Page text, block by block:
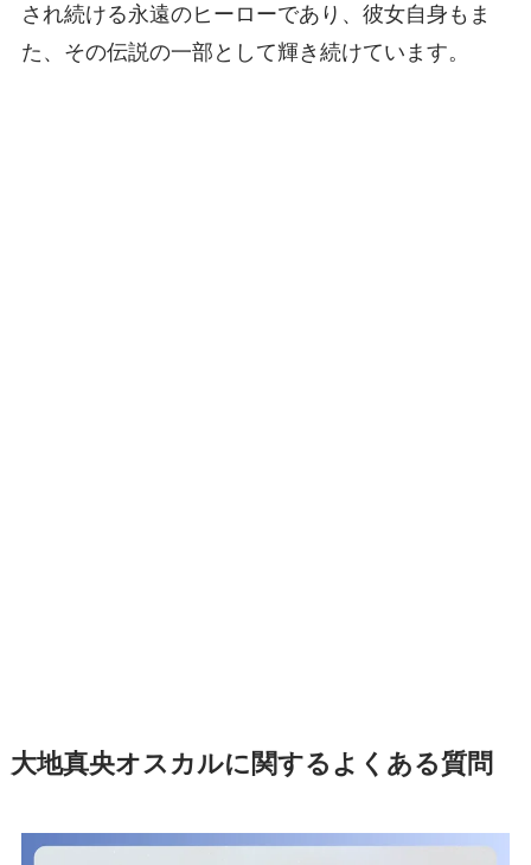
され続ける永遠のヒーローであり、彼女自身もま
た、その伝説の一部として輝き続けています。
大地真央オスカルに関するよくある質問